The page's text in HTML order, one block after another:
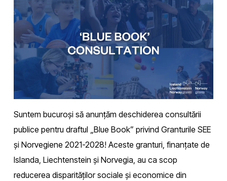
Suntem bucuroși să anunțăm deschiderea consultării
publice pentru draftul „Blue Book” privind Granturile SEE
și Norvegiene 2021-2028! Aceste granturi, finanțate de
Islanda, Liechtenstein și Norvegia, au ca scop
reducerea disparităților sociale și economice din